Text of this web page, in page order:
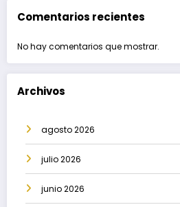
Comentarios recientes
No hay comentarios que mostrar.
Archivos
agosto 2026
julio 2026
junio 2026